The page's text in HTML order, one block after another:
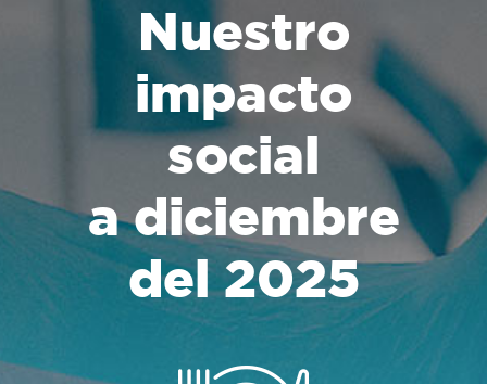
Nuestro
impacto
social
a diciembre
del 2025